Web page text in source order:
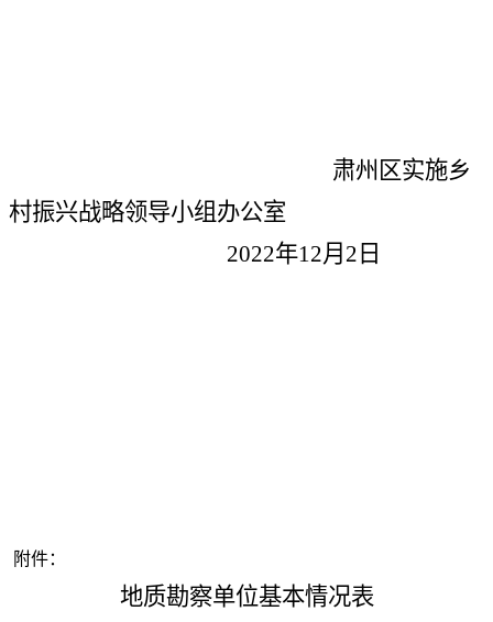
肃州区实施乡
村振兴战略领导小组办公室
2022年12月2日
附件：
地质勘察单位基本情况表